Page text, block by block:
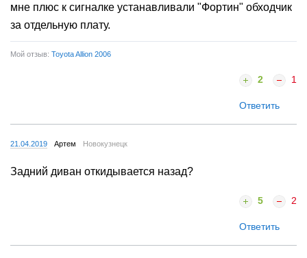
мне плюс к сигналке устанавливали "Фортин" обходчик
за отдельную плату.
Мой отзыв: Toyota Allion 2006
2 1
Ответить
21.04.2019 Артем Новокузнецк
Задний диван откидывается назад?
5 2
Ответить